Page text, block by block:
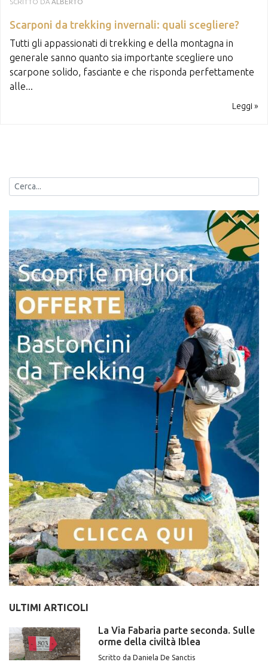
Scarponi da trekking invernali: quali scegliere?
Tutti gli appassionati di trekking e della montagna in
generale sanno quanto sia importante scegliere uno
scarpone solido, fasciante e che risponda perfettamente
alle...
Leggi »
ULTIMI ARTICOLI
La Via Fabaria parte seconda. Sulle
orme della civiltà Iblea
Scritto da Daniela De Sanctis